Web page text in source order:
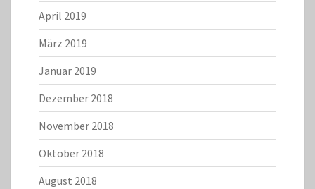
April 2019
März 2019
Januar 2019
Dezember 2018
November 2018
Oktober 2018
August 2018